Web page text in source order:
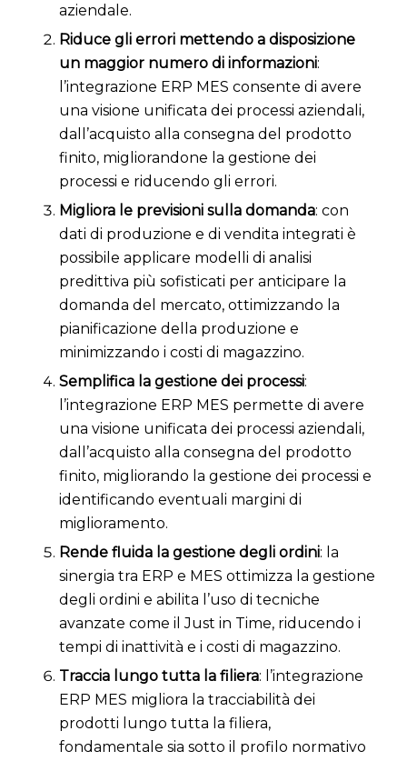
aziendale.
Riduce gli errori mettendo a disposizione
un maggior numero di informazioni:
l’integrazione ERP MES consente di avere
una visione unificata dei processi aziendali,
dall’acquisto alla consegna del prodotto
finito, migliorandone la gestione dei
processi e riducendo gli errori.
Migliora le previsioni sulla domanda: con
dati di produzione e di vendita integrati è
possibile applicare modelli di analisi
predittiva più sofisticati per anticipare la
domanda del mercato, ottimizzando la
pianificazione della produzione e
minimizzando i costi di magazzino.
Semplifica la gestione dei processi:
l’integrazione ERP MES permette di avere
una visione unificata dei processi aziendali,
dall’acquisto alla consegna del prodotto
finito, migliorando la gestione dei processi e
identificando eventuali margini di
miglioramento.
Rende fluida la gestione degli ordini: la
sinergia tra ERP e MES ottimizza la gestione
degli ordini e abilita l’uso di tecniche
avanzate come il Just in Time, riducendo i
tempi di inattività e i costi di magazzino.
Traccia lungo tutta la filiera: l’integrazione
ERP MES migliora la tracciabilità dei
prodotti lungo tutta la filiera,
fondamentale sia sotto il profilo normativo